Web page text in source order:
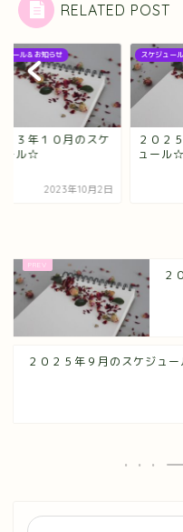
RELATED POST
スケ
スケジュール＆お知らせ
２０２５年６月のス
２
２０２５年９月のスケジュ